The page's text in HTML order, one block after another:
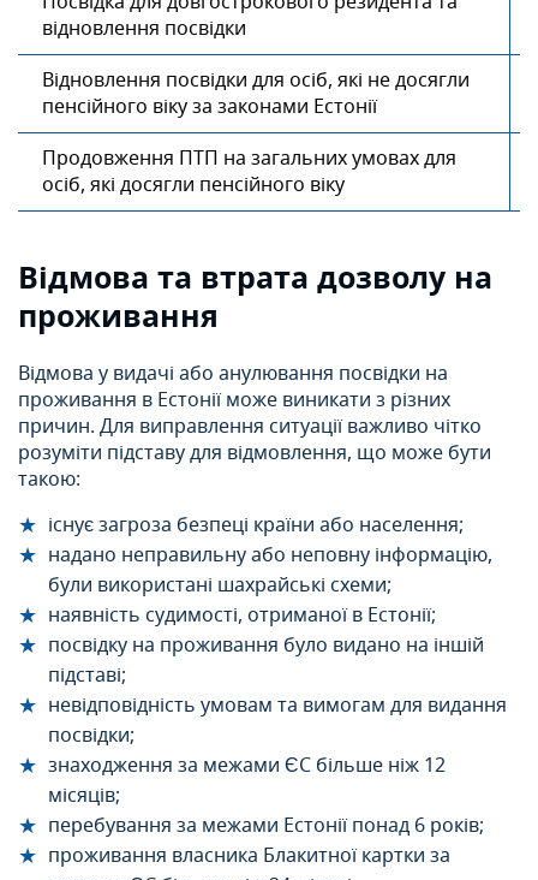
відновлення посвідки
Відновлення посвідки для осіб, які не досягли
пенсійного віку за законами Естонії
Продовження ПТП на загальних умовах для
осіб, які досягли пенсійного віку
Відмова та втрата дозволу на
проживання
Відмова у видачі або анулювання посвідки на
проживання в Естонії може виникати з різних
причин. Для виправлення ситуації важливо чітко
розуміти підставу для відмовлення, що може бути
такою:
існує загроза безпеці країни або населення;
надано неправильну або неповну інформацію,
були використані шахрайські схеми;
наявність судимості, отриманої в Естонії;
посвідку на проживання було видано на іншій
підставі;
невідповідність умовам та вимогам для видання
посвідки;
знаходження за межами ЄС більше ніж 12
місяців;
перебування за межами Естонії понад 6 років;
проживання власника Блакитної картки за